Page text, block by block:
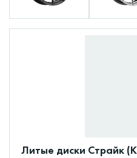
Литые диски Страйк